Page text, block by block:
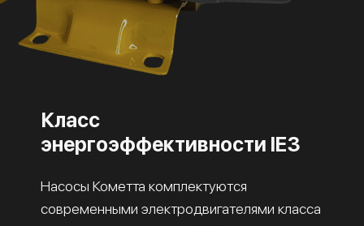
Класс
энергоэффективности IE3
Насосы Кометта комплектуются
современными электродвигателями класса